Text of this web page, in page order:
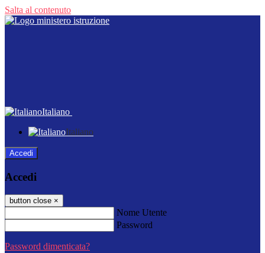
Salta al contenuto
Italiano
Italiano
Accedi
Accedi
button close ×
Nome Utente
Password
Password dimenticata?